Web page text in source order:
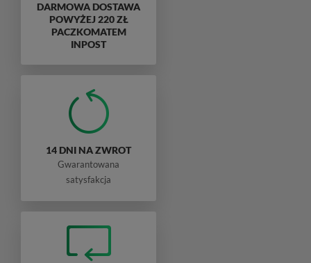
DARMOWA DOSTAWA
POWYŻEJ 220 ZŁ
PACZKOMATEM
INPOST
14 DNI NA ZWROT
Gwarantowana
satysfakcja